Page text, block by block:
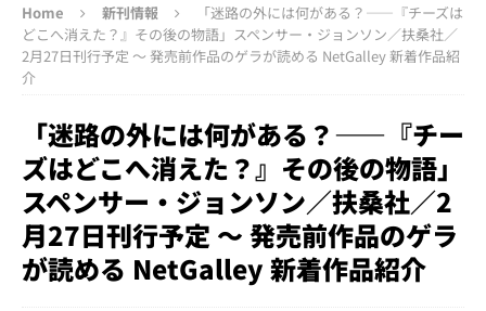
Home 新刊情報
「迷路の外には何がある？――『チーズは
どこへ消えた？』その後の物語」スペンサー・ジョンソン／扶桑社／
2月27日刊行予定 ～ 発売前作品のゲラが読める NetGalley 新着作品紹
介
「迷路の外には何がある？――『チー
ズはどこへ消えた？』その後の物語」
スペンサー・ジョンソン／扶桑社／2
月27日刊行予定 ～ 発売前作品のゲラ
が読める NetGalley 新着作品紹介